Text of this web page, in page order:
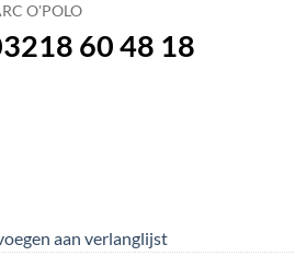
O'POLO
60 48 18
aan verlanglijst